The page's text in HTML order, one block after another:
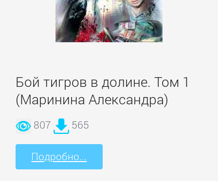
Бой тигров в долине. Том 1
(Маринина Александра)
807 565
Подробно...
Криминальные
Триллеры
ДЕТЕКТИВЫ
Зарубежные
детективы